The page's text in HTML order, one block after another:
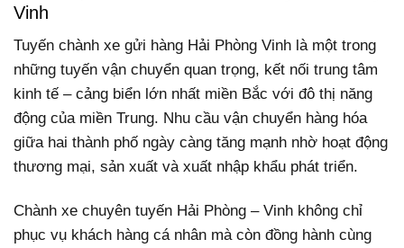
Vinh
Tuyến chành xe gửi hàng Hải Phòng Vinh là một trong
những tuyến vận chuyển quan trọng, kết nối trung tâm
kinh tế – cảng biển lớn nhất miền Bắc với đô thị năng
động của miền Trung. Nhu cầu vận chuyển hàng hóa
giữa hai thành phố ngày càng tăng mạnh nhờ hoạt động
thương mại, sản xuất và xuất nhập khẩu phát triển.
Chành xe chuyên tuyến Hải Phòng – Vinh không chỉ
phục vụ khách hàng cá nhân mà còn đồng hành cùng